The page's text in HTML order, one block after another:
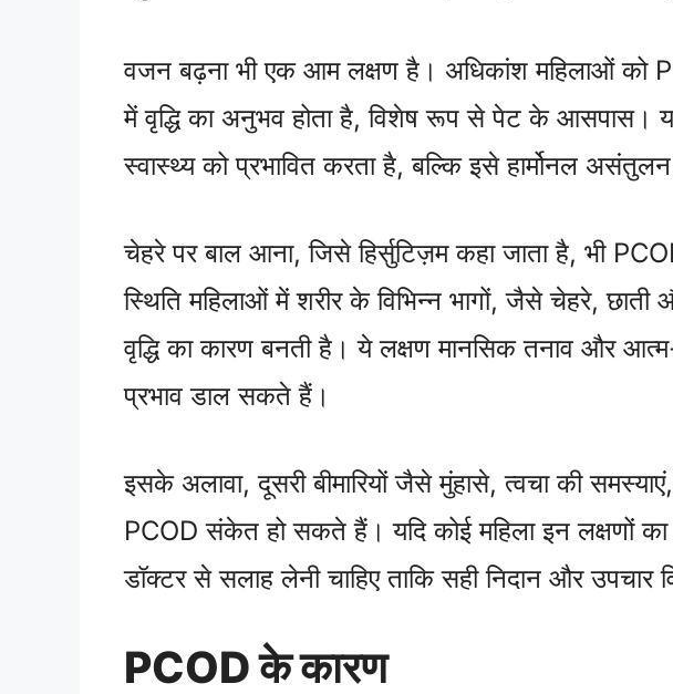
वजन बढ़ना भी एक आम लक्षण है। अधिकांश महिलाओं को
में वृद्धि का अनुभव होता है, विशेष रूप से पेट के आसपास।
स्वास्थ्य को प्रभावित करता है, बल्कि इसे हार्मोनल
चेहरे पर बाल आना, जिसे हिर्सुटिज़म कहा जाता है, भी
स्थिति महिलाओं में शरीर के विभिन्न भागों, जैसे चेहरे, छाती
वृद्धि का कारण बनती है। ये लक्षण मानसिक तनाव और
प्रभाव डाल सकते हैं।
इसके अलावा, दूसरी बीमारियों जैसे मुंहासे, त्वचा की
PCOD संकेत हो सकते हैं। यदि कोई महिला इन लक्षणों
डॉक्टर से सलाह लेनी चाहिए ताकि सही निदान और उपचार
PCOD के कारण